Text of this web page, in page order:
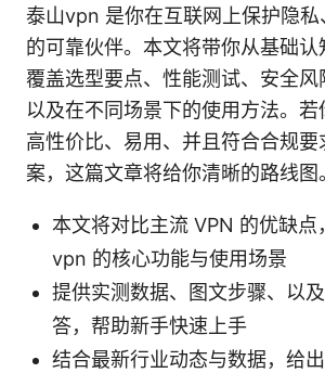
泰山vpn 是你在互联网上保护隐私
的可靠伙伴。本文将带你从基础认
覆盖选型要点、性能测试、安全风
以及在不同场景下的使用方法。
高性价比、易用、并且符合合规要
案，这篇文章将给你清晰的路线图
本文将对比主流 VPN 的优缺点
vpn 的核心功能与使用场景
提供实测数据、图文步骤、以
答，帮助新手快速上手
结合最新行业动态与数据，给